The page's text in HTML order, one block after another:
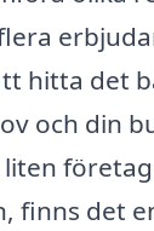
hitta det
och din
finns det